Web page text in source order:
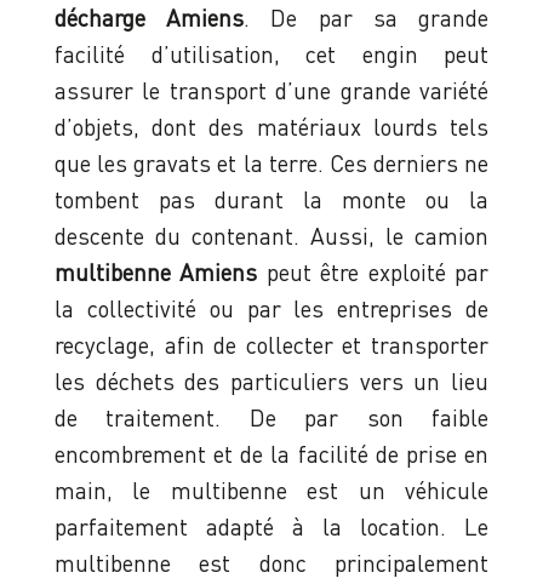
décharge Amiens. De par sa grande
facilité d’utilisation, cet engin peut
assurer le transport d’une grande variété
d’objets, dont des matériaux lourds tels
que les gravats et la terre. Ces derniers ne
tombent pas durant la monte ou la
descente du contenant. Aussi, le camion
multibenne Amiens peut être exploité par
la collectivité ou par les entreprises de
recyclage, afin de collecter et transporter
les déchets des particuliers vers un lieu
de traitement. De par son faible
encombrement et de la facilité de prise en
main, le multibenne est un véhicule
parfaitement adapté à la location. Le
multibenne est donc principalement